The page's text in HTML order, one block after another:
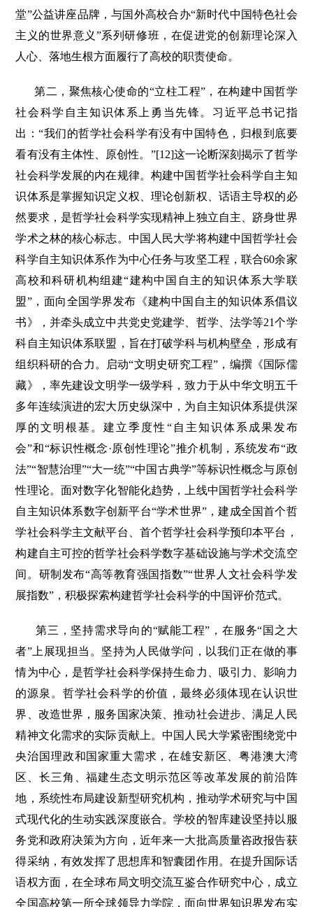
堂”公益讲座品牌，与国外高校合办“新时代中国特色社会
主义的世界意义”系列研修班，在促进党的创新理论深入
人心、落地生根方面履行了高校的职责使命。
第二，聚焦核心使命的“立柱工程”，在构建中国哲学
社会科学自主知识体系上勇当先锋。习近平总书记指
出：“我们的哲学社会科学有没有中国特色，归根到底要
看有没有主体性、原创性。”[12]这一论断深刻揭示了哲学
社会科学发展的内在规律。构建中国哲学社会科学自主知
识体系是掌握知识定义权、理论创新权、话语主导权的必
然要求，是哲学社会科学实现精神上独立自主、跻身世界
学术之林的核心标志。中国人民大学将构建中国哲学社会
科学自主知识体系作为中心任务与攻坚工程，联合60余家
高校和科研机构组建“建构中国自主的知识体系大学联
盟”，面向全国学界发布《建构中国自主的知识体系倡议
书》，并牵头成立中共党史党建学、哲学、法学等21个学
科自主知识体系联盟，旨在打破学科与机构壁垒，形成有
组织科研的合力。启动“文明史研究工程”，编撰《国际儒
藏》，率先建设文明学一级学科，致力于从中华文明五千
多年连续演进的宏大历史纵深中，为自主知识体系提供深
厚的文明根基。建立季度性“自主知识体系成果发布
会”和“标识性概念·原创性理论”推介机制，系统发布“政
法”“智慧治理”“大一统”“中国古典学”等标识性概念与原创
性理论。面对数字化智能化趋势，上线中国哲学社会科学
自主知识体系数字创新平台“学术世界”，建成全国首个哲
学社会科学主文献平台、首个哲学社会科学预印本平台，
构建自主可控的哲学社会科学数字基础设施与学术交流空
间。研制发布“高等教育强国指数”“世界人文社会科学发
展指数”，积极探索构建哲学社会科学的中国评价范式。
第三，坚持需求导向的“赋能工程”，在服务“国之大
者”上展现担当。坚持为人民做学问，以我们正在做的事
情为中心，是哲学社会科学保持生命力、吸引力、影响力
的源泉。哲学社会科学的价值，最终必须体现在认识世
界、改造世界，服务国家决策、推动社会进步、满足人民
精神文化需求的实际贡献上。中国人民大学紧密围绕党中
央治国理政和国家重大需求，在雄安新区、粤港澳大湾
区、长三角、福建生态文明示范区等改革发展的前沿阵
地，系统性布局建设新型研究机构，推动学术研究与中国
式现代化的生动实践深度嵌合。学校的智库建设坚持以服
务党和政府决策为方向，近年来一大批高质量咨政报告获
得采纳，有效发挥了思想库和智囊团作用。在提升国际话
语权方面，在全球布局文明交流互鉴合作研究中心，成立
全国高校第一所全球领导力学院，面向世界知识界发布实